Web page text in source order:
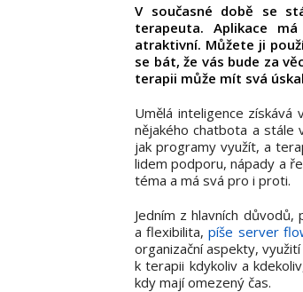
V současné době se
terapeuta. Aplikace
atraktivní. Můžete ji
se bát, že vás bude za
terapii může mít svá
Umělá inteligence získává
nějakého chatbota a stále
jak programy využít, a
lidem podporu, nápady a
téma a má svá pro i proti.
Jedním z hlavních
a flexibilita,píše server
organizační aspekty,
k terapii kdykoliv a
kdy mají omezený čas.